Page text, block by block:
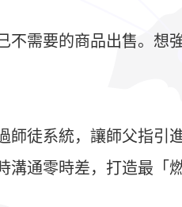
需要的商品出售。想
師徒系統，讓師父指引
通零時差，打造最「